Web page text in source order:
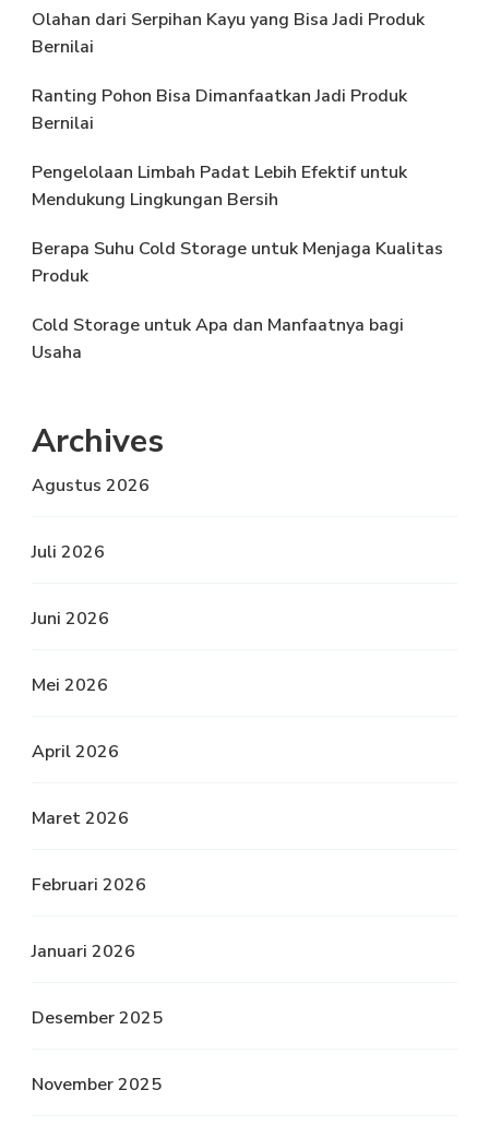
Olahan dari Serpihan Kayu yang Bisa Jadi Produk
Bernilai
Ranting Pohon Bisa Dimanfaatkan Jadi Produk
Bernilai
Pengelolaan Limbah Padat Lebih Efektif untuk
Mendukung Lingkungan Bersih
Berapa Suhu Cold Storage untuk Menjaga Kualitas
Produk
Cold Storage untuk Apa dan Manfaatnya bagi
Usaha
Archives
Agustus 2026
Juli 2026
Juni 2026
Mei 2026
April 2026
Maret 2026
Februari 2026
Januari 2026
Desember 2025
November 2025